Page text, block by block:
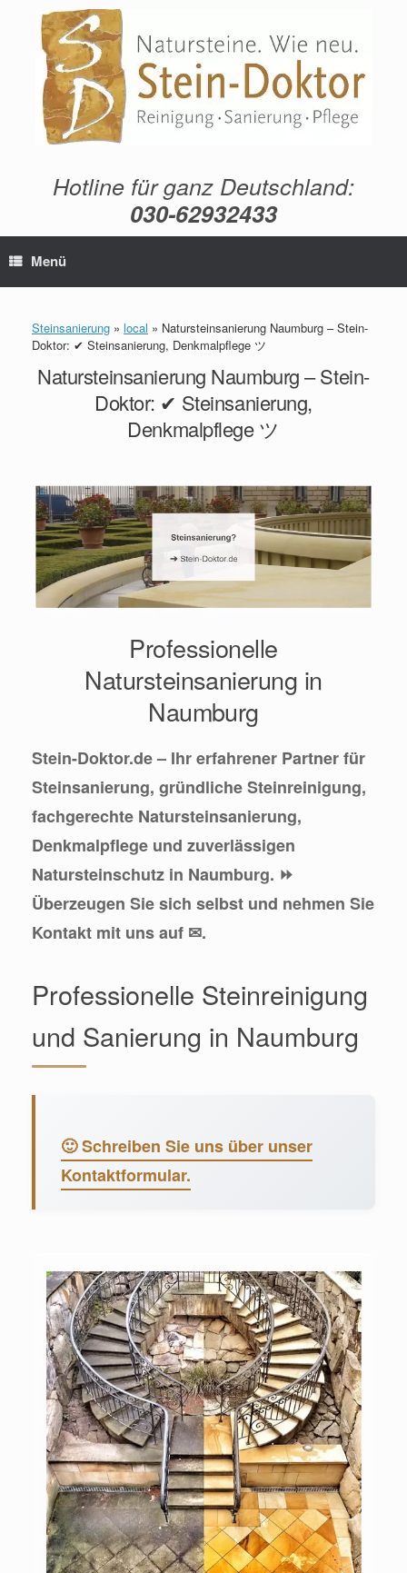
springen
Hotline für ganz Deutschland:
030-62932433
Menü
Steinsanierung » local » Natursteinsanierung Naumburg – Stein-
Doktor: ✔ Steinsanierung, Denkmalpflege ツ
Natursteinsanierung Naumburg – Stein-
Doktor: ✔ Steinsanierung,
Denkmalpflege ツ
Professionelle
Natursteinsanierung in
Naumburg
Stein-Doktor.de – Ihr erfahrener Partner für
Steinsanierung, gründliche Steinreinigung,
fachgerechte Natursteinsanierung,
Denkmalpflege und zuverlässigen
Natursteinschutz in Naumburg. ⏩
Überzeugen Sie sich selbst und nehmen Sie
Kontakt mit uns auf ✉.
Professionelle Steinreinigung
und Sanierung in Naumburg
🙂 Schreiben Sie uns über unser
Kontaktformular.